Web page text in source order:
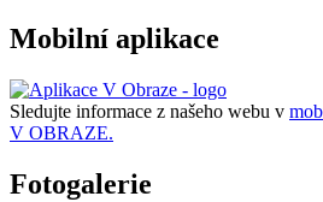
Mobilní aplikace
Sledujte informace z našeho webu v
V OBRAZE.
Fotogalerie